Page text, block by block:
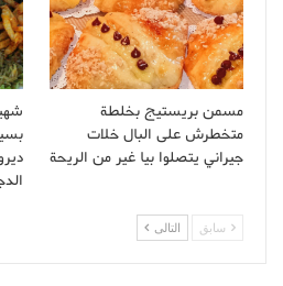
مسمن بريستيج بخلطة
متخطرش على البال خلات
جيراني يتصلوا بيا غير من الريحة
سابق التالى